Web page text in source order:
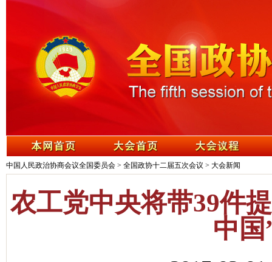
中国人民政治协商会议全国委员会 > 全国政协十二届五次会议 > 大会新闻
农工党中央将带39件
中